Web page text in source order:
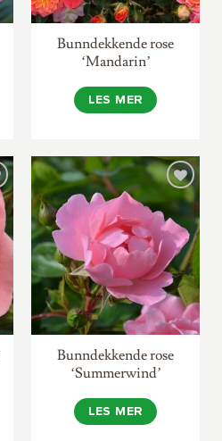
Bunndekkende rose
‘Mandarin’
LES MER
Bunndekkende rose
‘Summerwind’
LES MER